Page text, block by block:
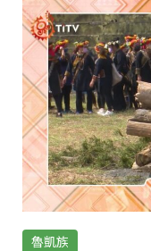
魯凱族